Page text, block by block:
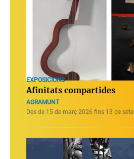
EXPOSICIONS
Afinitats compartides
AGRAMUNT
Des de 15 de març 2026 fins 13 de